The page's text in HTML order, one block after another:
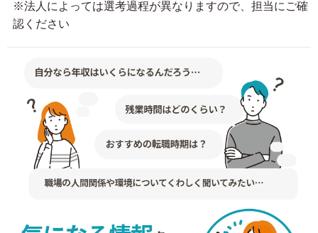
※法人によっては選考過程が異なりますので、担当にご確
認ください